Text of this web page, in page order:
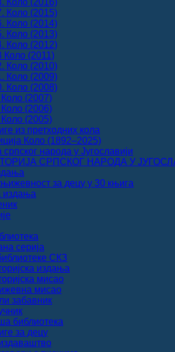
Коло (2015)
Коло (2014)
Коло (2013)
Коло (2012)
Коло (2011)
Коло (2010)
Коло (2009)
Коло (2008)
(2007)
(2006)
(2005)
из претходних кола
Коло (1892‒2025)
српског народа у Југославији
СРПСКОГ НАРОДА У
за децу у 30 књига
издања
серија
СКЗ
издања
мисао
мисао
забавник
библиотека
за децу